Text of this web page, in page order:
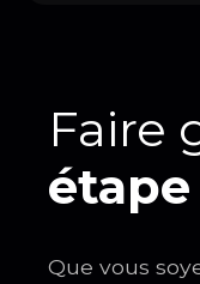
Faire
étape
Que vous